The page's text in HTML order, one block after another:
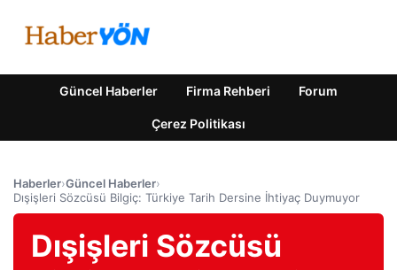
Güncel Haberler Firma Rehberi Forum
Çerez Politikası
Haberler›Güncel Haberler›
Dışişleri Sözcüsü Bilgiç: Türkiye Tarih Dersine İhtiyaç Duymuyor
Dışişleri Sözcüsü